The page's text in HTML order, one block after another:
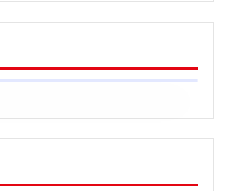
2026: Altın
çeyrek,